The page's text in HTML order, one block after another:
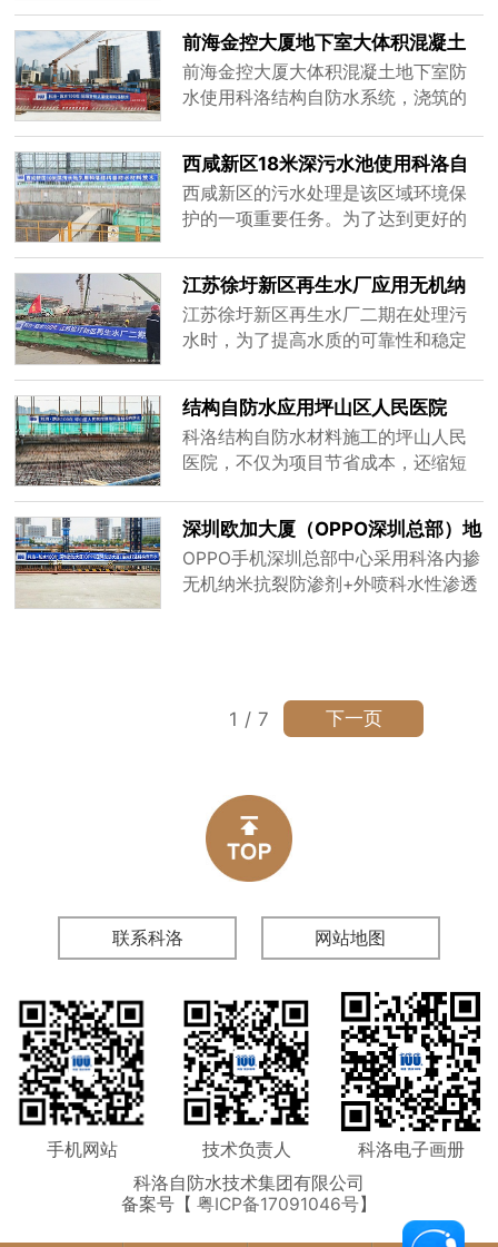
前海金控大厦地下室大体积混凝土
防水使用科洛自防水
前海金控大厦大体积混凝土地下室防
水使用科洛结构自防水系统，浇筑的
漏、风化、碳化、耐酸碱腐蚀、氯离
子侵蚀等问题，延长混凝土寿命。
西咸新区18米深污水池使用科洛自
防水材料
西咸新区的污水处理是该区域环境保
护的一项重要任务。为了达到更好的
洛自防水材料来防止污水渗漏。科洛
自防水材料是一种经济高效的防水材
料，具有优异的耐腐蚀性和耐老化性
能，可在各种恶劣环境下保持稳定性
江苏徐圩新区再生水厂应用无机纳
米抗裂减渗剂
江苏徐圩新区再生水厂二期在处理污
水时，为了提高水质的可靠性和稳定
和严格的技术筛选，科洛无机纳米抗
裂剂在再生水系统中成功地应用，并
取得了极佳的效果。
结构自防水应用坪山区人民医院
科洛结构自防水材料施工的坪山人民
医院，不仅为项目节省成本，还缩短
洞O工期O维修造价低。
深圳欧加大厦（OPPO深圳总部）地
下室大体加混凝土应用
OPPO手机深圳总部中心采用科洛内掺
无机纳米抗裂防渗剂+外喷科水性渗透
放心安心。
1 / 7 下一页
联系科洛 网站地图
手机网站 技术负责人
科洛电子画册
科洛自防水技术集团有限公司
备案号【 粤ICP备17091046号】